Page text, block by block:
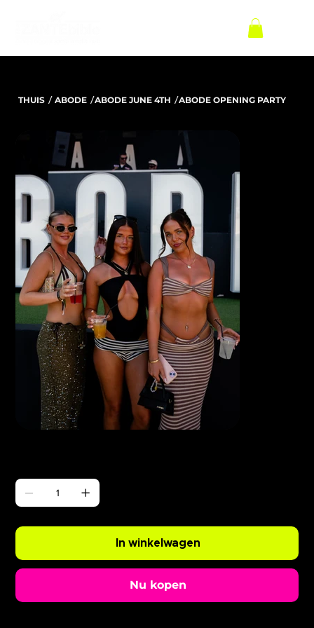
THUIS / ABODE /ABODE JUNE 4TH /ABODE OPENING PARTY
In winkelwagen
Nu kopen